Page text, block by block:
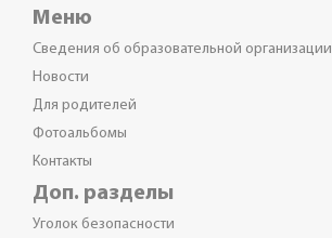
Меню
Сведения об образовательной организации
Новости
Для родителей
Фотоальбомы
Контакты
Доп. разделы
Уголок безопасности